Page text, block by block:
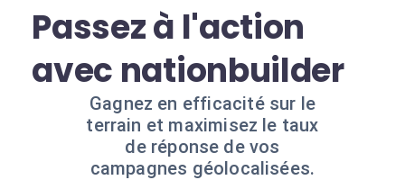
Passez à l'action
avec nationbuilder
Gagnez en efficacité sur le
terrain et maximisez le taux
de réponse de vos
campagnes géolocalisées.